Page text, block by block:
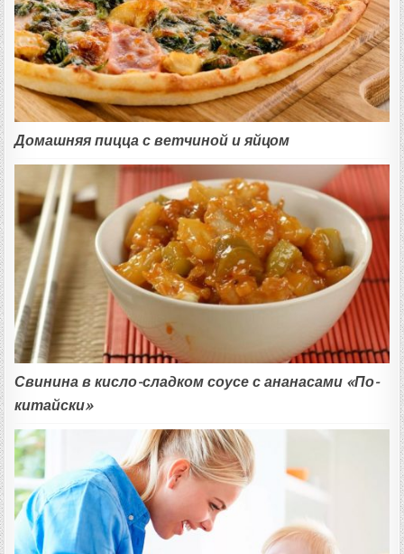
Домашняя пицца с ветчиной и яйцом
Свинина в кисло-сладком соусе с ананасами «По-
китайски»